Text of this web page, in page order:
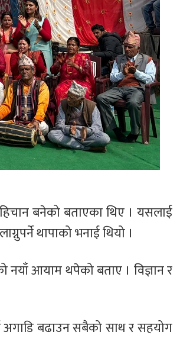
बनेको बताएका थिए । यसलाई
थापाको भनाई थियो ।
नयाँ आयाम थपेको बताए । विज्ञान र
अगाडि बढाउन सबैको साथ र सहयोग